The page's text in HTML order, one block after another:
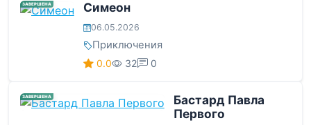
ЗАВЕРШЕНА Симеон
06.05.2026
Приключения
0.0 32 0
ЗАВЕРШЕНА
Бастард Павла
Первого